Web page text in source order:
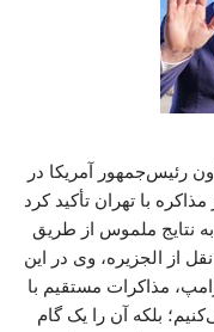
رئیس‌جمهور آمریکا در
با تهران تأکید کرد
نتایج ملموس از طریق
از الجزیره، وی در این
مذاکرات مستقیم با
بلکه آن را یک گام